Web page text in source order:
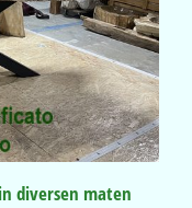
diversen maten